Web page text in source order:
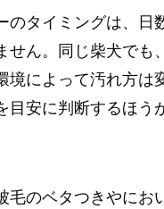
のタイミングは、日
せん。同じ柴犬でも
境によって汚れ方は
目安に判断するほう
毛のベタつきやにお